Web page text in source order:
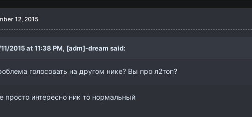
12, 2015
11/2015 at 11:38 PM, [adm]-dream said:
голосовать на другом нике? Вы про л2топ?
просто интересно ник то нормальный